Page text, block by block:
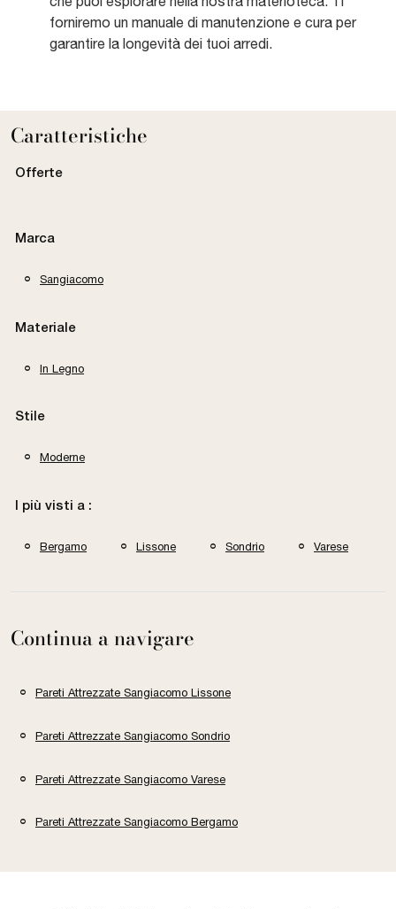
forniremo un manuale di manutenzione e cura per
garantire la longevità dei tuoi arredi.
Caratteristiche
Offerte
Marca
Sangiacomo
Materiale
In Legno
Stile
Moderne
I più visti a :
Bergamo Lissone Sondrio Varese
Continua a navigare
Pareti Attrezzate Sangiacomo Lissone
Pareti Attrezzate Sangiacomo Sondrio
Pareti Attrezzate Sangiacomo Varese
Pareti Attrezzate Sangiacomo Bergamo